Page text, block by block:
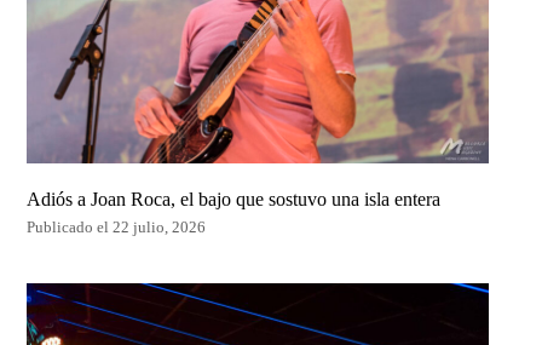
Adiós a Joan Roca, el bajo que sostuvo una isla entera
Publicado el 22 julio, 2026